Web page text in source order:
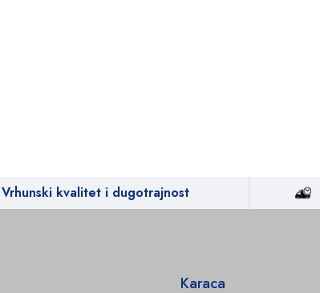
Vrhunski kvalitet i dugotrajnost
Karaca